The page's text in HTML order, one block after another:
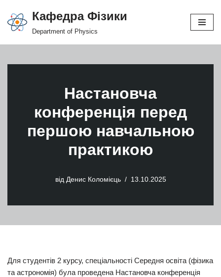
Перейти
Кафедра Фізики
Department of Physics
Настановча
конференція перед
першою навчальною
практикою
від Денис Коломієць 13.10.2025
Для студентів 2 курсу, спеціальності Середня освіта (фізика
та астрономія) була проведена Настановча конференція